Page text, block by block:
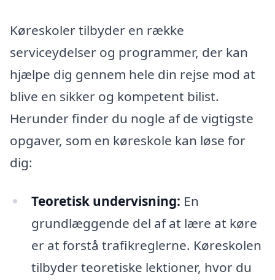
Køreskoler tilbyder en række
serviceydelser og programmer, der kan
hjælpe dig gennem hele din rejse mod at
blive en sikker og kompetent bilist.
Herunder finder du nogle af de vigtigste
opgaver, som en køreskole kan løse for
dig:
Teoretisk undervisning: En
grundlæggende del af at lære at køre
er at forstå trafikreglerne. Køreskolen
tilbyder teoretiske lektioner, hvor du